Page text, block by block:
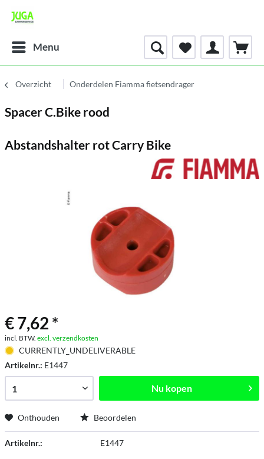
Menu
Overzicht Onderdelen Fiamma fietsendrager
Spacer C.Bike rood
Abstandshalter rot Carry Bike
€ 7,62 *
incl. BTW. excl. verzendkosten
CURRENTLY_UNDELIVERABLE
Artikelnr.: E1447
Nu kopen
Onthouden Beoordelen
Artikelnr.: E1447